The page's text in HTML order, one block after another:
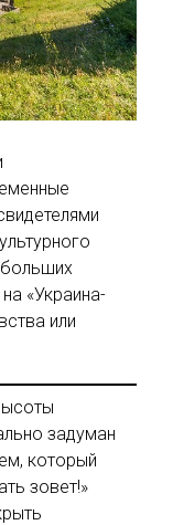
больших
«Украина-
или
задуман
который
зовет!»